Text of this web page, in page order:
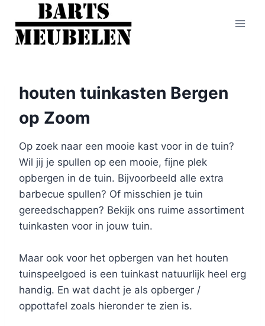
Doorgaan
naar
inhoud
houten tuinkasten Bergen
op Zoom
Op zoek naar een mooie kast voor in de tuin?
Wil jij je spullen op een mooie, fijne plek
opbergen in de tuin. Bijvoorbeeld alle extra
barbecue spullen? Of misschien je tuin
gereedschappen? Bekijk ons ruime assortiment
tuinkasten voor in jouw tuin.
Maar ook voor het opbergen van het houten
tuinspeelgoed is een tuinkast natuurlijk heel erg
handig. En wat dacht je als opberger /
oppottafel zoals hieronder te zien is.